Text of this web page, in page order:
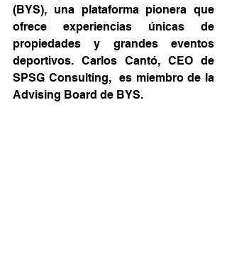
(BYS), una plataforma pionera que
ofrece experiencias únicas de
propiedades y grandes eventos
deportivos. Carlos Cantó, CEO de
SPSG Consulting,  es miembro de la
Advising Board de BYS.